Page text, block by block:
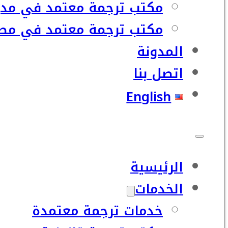
مكتب ترجمة معتمد في
مكتب ترجمة معتمد في
المدونة
اتصل بنا
English
الرئيسية
الخدمات
خدمات ترجمة معتمدة